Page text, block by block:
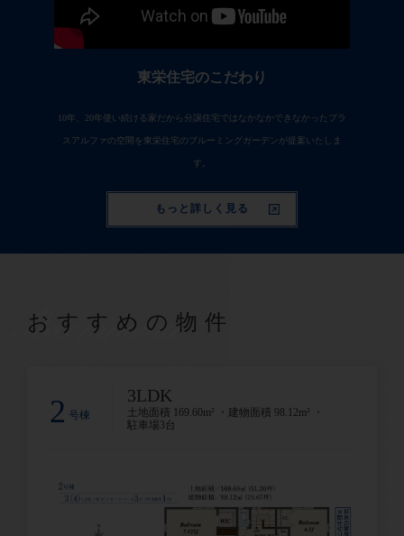
東栄住宅のこだわり
10年、20年使い続ける家だから分譲住宅ではなかなかできなかったプラ
スアルファの空間を東栄住宅のブルーミングガーデンが提案いたしま
す。
もっと詳しく見る
おすすめの物件
2 号棟
3LDK
土地面積 169.60m² ・建物面積 98.12m² ・
駐車場3台